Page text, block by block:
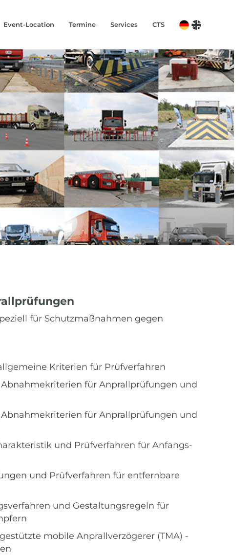
Event-Location Termine Services CTS
für Schutzmaßnahmen gegen
Kriterien für Prüfverfahren
Abnahmekriterien für Anprallprüfungen und
Abnahmekriterien für Anprallprüfungen und
und Prüfverfahren für Anfangs-
und Prüfverfahren für entfernbare
und Gestaltungsregeln für
mobile Anprallverzögerer (TMA) -